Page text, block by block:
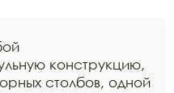
конструкцию,
столбов, одной